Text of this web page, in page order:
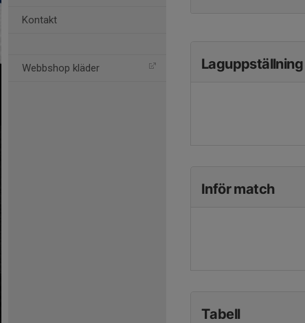
Kontakt
Webbshop kläder Laguppställning
Inför match
Tabell